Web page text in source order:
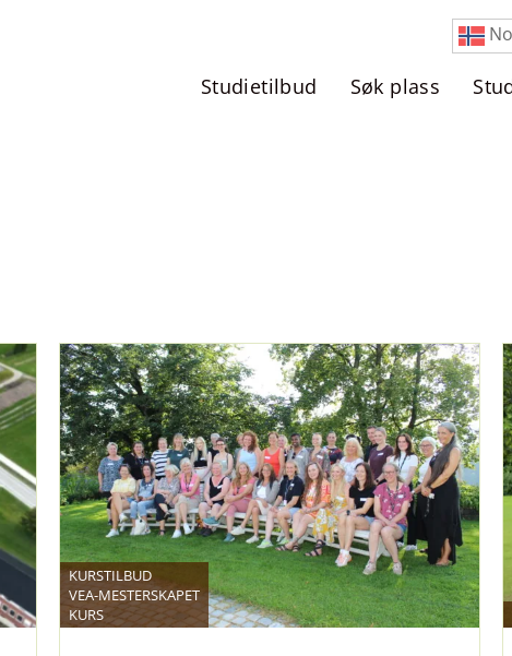
Studietilbud Søk plass
KURSTILBUD
VEA-MESTERSKAPET
KURS